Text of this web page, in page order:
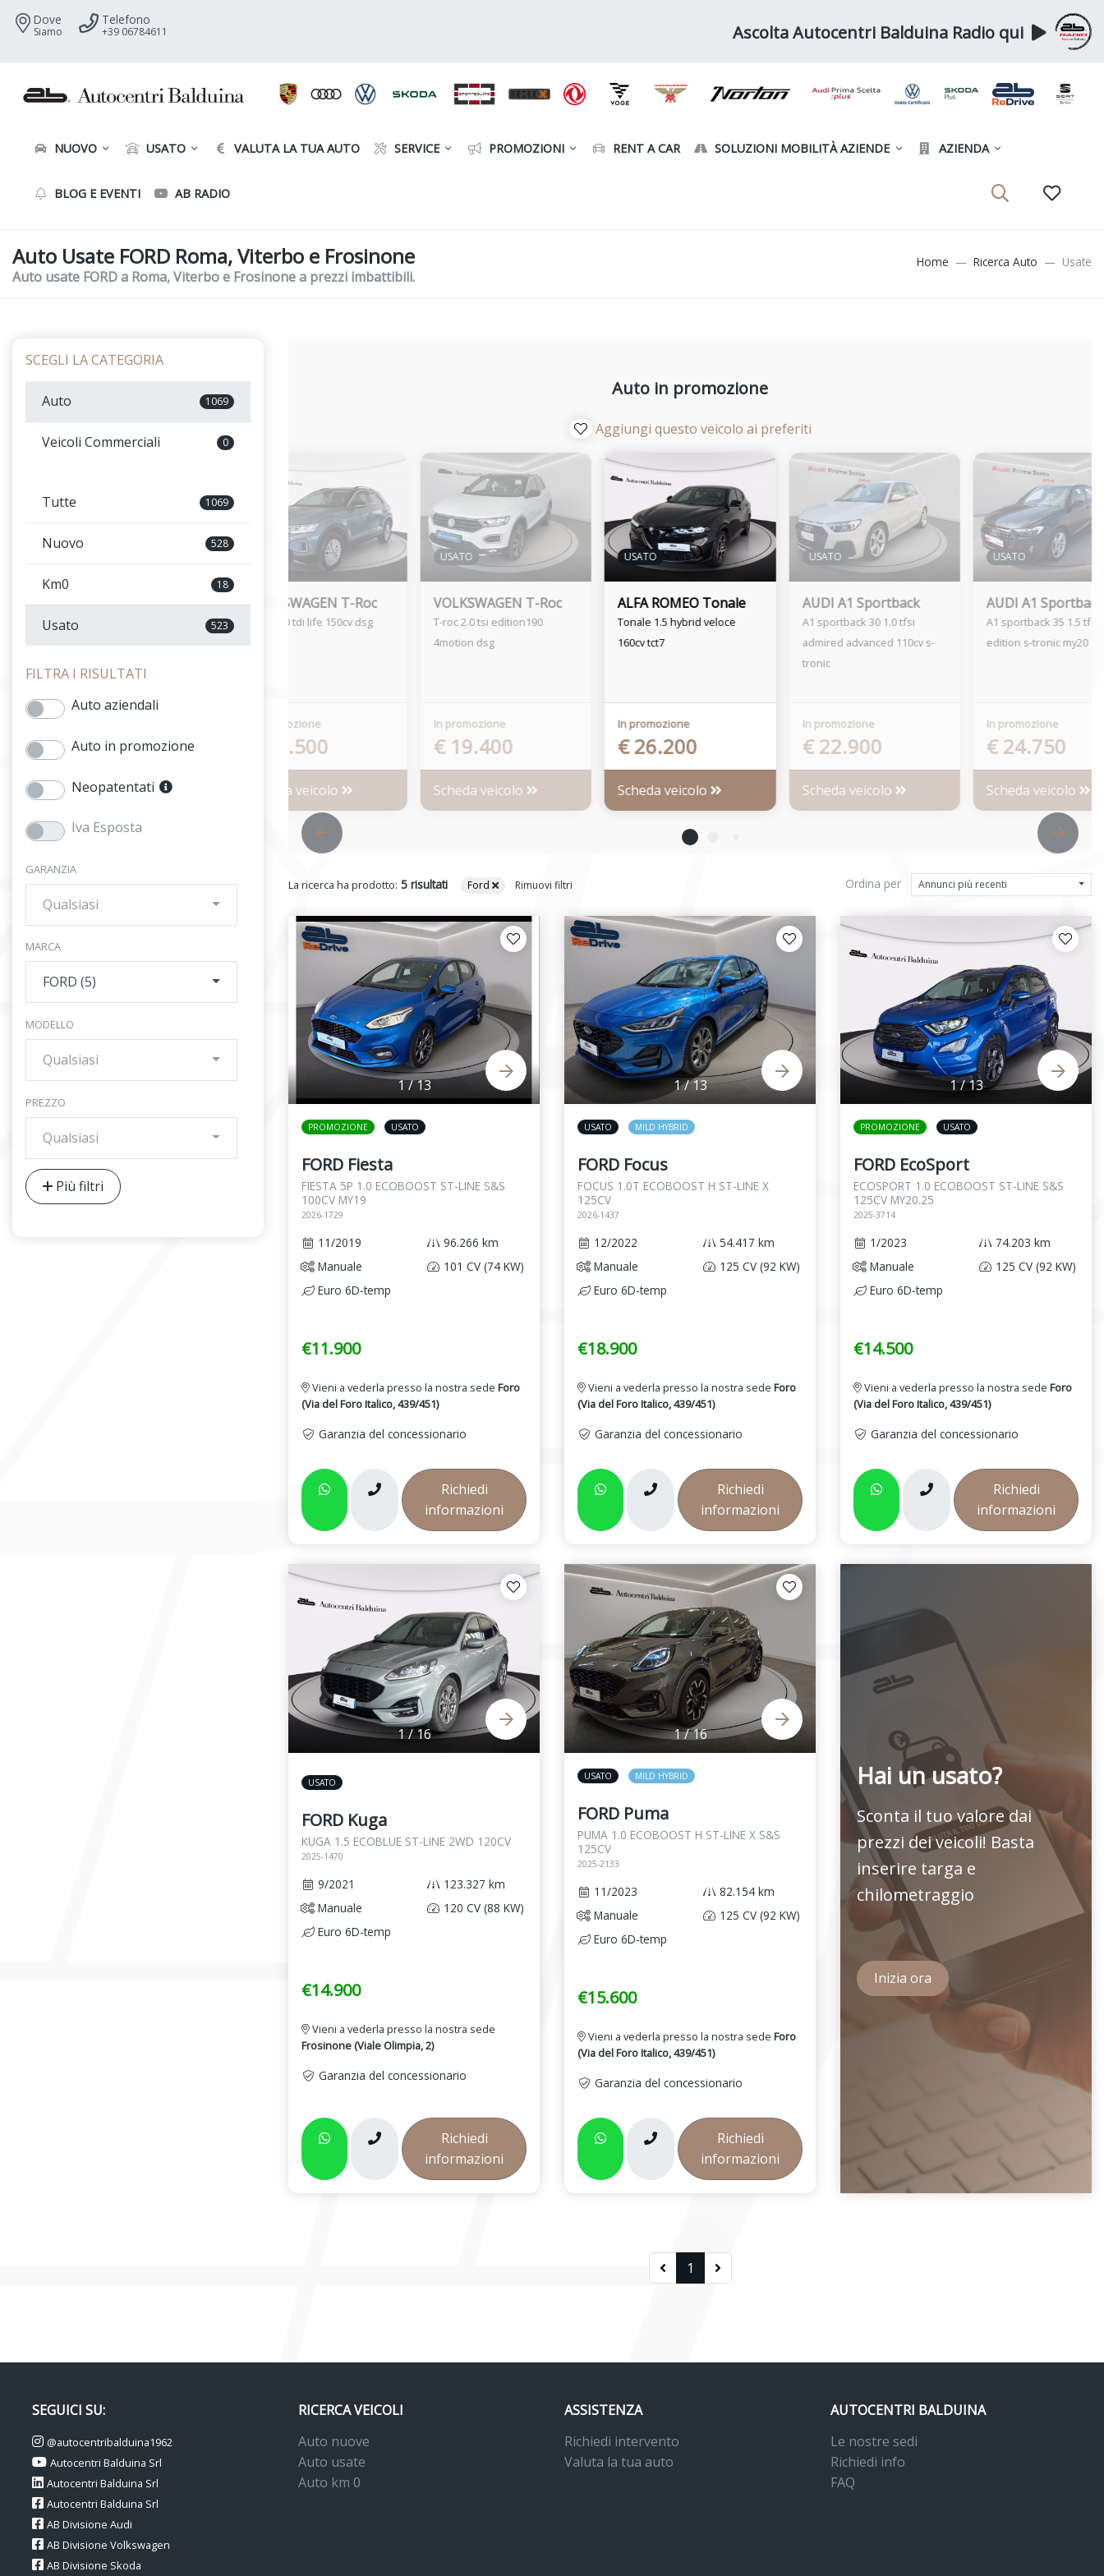
Dove
Siamo
Telefono
+39 06784611 Ascolta Autocentri Balduina Radio qui
NUOVO USATO VALUTA LA TUA AUTO SERVICE PROMOZIONI RENT A CAR SOLUZIONI MOBILITÀ AZIENDE AZIENDA
BLOG E EVENTI AB RADIO
Auto Usate FORD Roma, Viterbo e Frosinone
Auto usate FORD a Roma, Viterbo e Frosinone a prezzi imbattibili.
Home Ricerca Auto Usate
SCEGLI LA CATEGORIA
Auto 1069
Veicoli Commerciali 0
Tutte 1069
Nuovo 528
Km0 18
Usato 523
FILTRA I RISULTATI
Auto aziendali
Auto in promozione
Neopatentati
Iva Esposta
GARANZIA
Qualsiasi
MARCA
FORD (5)
MODELLO
Qualsiasi
PREZZO
Qualsiasi
Più filtri
Auto in promozione
Aggiungi questo veicolo ai preferiti
VOLKSWAGEN T-Roc
T-roc 2.0 tdi business 115cv
€ 19.500
Scheda veicolo
VOLKSWAGEN T-Roc
T-roc 2.0 tdi life 150cv dsg
In promozione
€ 21.500
Scheda veicolo
USATO
VOLKSWAGEN T-Roc
T-roc 2.0 tsi edition190
4motion dsg
In promozione
€ 19.400
Scheda veicolo
USATO
ALFA ROMEO Tonale
Tonale 1.5 hybrid veloce
160cv tct7
In promozione
€ 26.200
Scheda veicolo
USATO
AUDI A1 Sportback
A1 sportback 30 1.0 tfsi
admired advanced 110cv s-
tronic
In promozione
€ 22.900
Scheda veicolo
USATO
AUDI A1 Sportback
A1 sportback 35 1.5 tfsi
edition s-tronic my20
In promozione
€ 24.750
Scheda veicolo
La ricerca ha prodotto: 5 risultati Ford Rimuovi filtri Ordina per Annunci più recenti
1/13
PROMOZIONE USATO
FORD Fiesta
FIESTA 5P 1.0 ECOBOOST ST-LINE S&S
100CV MY19
2026-1729
11/2019
96.266 km
Manuale
101 CV (74 KW)
Euro 6D-temp
€11.900
Vieni a vederla presso la nostra sede Foro
(Via del Foro Italico, 439/451)
Garanzia del concessionario
Richiedi
informazioni
1/13
USATO MILD HYBRID
FORD Focus
FOCUS 1.0T ECOBOOST H ST-LINE X
125CV
2026-1437
12/2022
54.417 km
Manuale
125 CV (92 KW)
Euro 6D-temp
€18.900
Vieni a vederla presso la nostra sede Foro
(Via del Foro Italico, 439/451)
Garanzia del concessionario
Richiedi
informazioni
1/13
PROMOZIONE USATO
FORD EcoSport
ECOSPORT 1.0 ECOBOOST ST-LINE S&S
125CV MY20.25
2025-3714
1/2023
74.203 km
Manuale
125 CV (92 KW)
Euro 6D-temp
€14.500
Vieni a vederla presso la nostra sede Foro
(Via del Foro Italico, 439/451)
Garanzia del concessionario
Richiedi
informazioni
1/16
USATO
FORD Kuga
KUGA 1.5 ECOBLUE ST-LINE 2WD 120CV
2025-1470
9/2021
123.327 km
Manuale
120 CV (88 KW)
Euro 6D-temp
€14.900
Vieni a vederla presso la nostra sede
Frosinone (Viale Olimpia, 2)
Garanzia del concessionario
Richiedi
informazioni
1/16
USATO MILD HYBRID
FORD Puma
PUMA 1.0 ECOBOOST H ST-LINE X S&S
125CV
2025-2133
11/2023
82.154 km
Manuale
125 CV (92 KW)
Euro 6D-temp
€15.600
Vieni a vederla presso la nostra sede Foro
(Via del Foro Italico, 439/451)
Garanzia del concessionario
Richiedi
informazioni
Hai un usato?
Sconta il tuo valore dai
prezzi dei veicoli! Basta
inserire targa e
chilometraggio
Inizia ora
1
SEGUICI SU:
@autocentribalduina1962
Autocentri Balduina Srl
Autocentri Balduina Srl
Autocentri Balduina Srl
AB Divisione Audi
AB Divisione Volkswagen
AB Divisione Skoda
RICERCA VEICOLI
Auto nuove
Auto usate
Auto km 0
ASSISTENZA
Richiedi intervento
Valuta la tua auto
AUTOCENTRI BALDUINA
Le nostre sedi
Richiedi info
FAQ